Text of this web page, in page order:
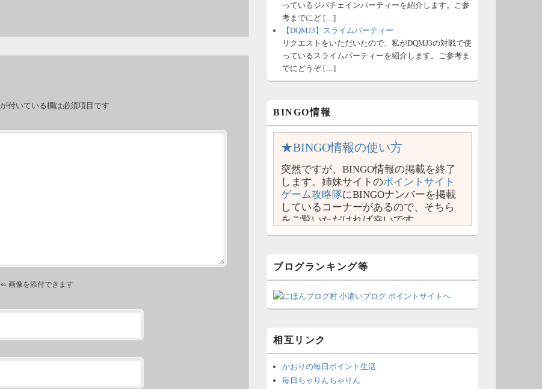
が付いている欄は必須項目です
⇐ 画像を添付できます
っているジバチェインパーティーを紹介します。ご参
考までにど […]
【DQMJ3】スライムパーティー
リクエストをいただいたので、私がDQMJ3の対戦で使
っているスライムパーティーを紹介します。ご参考ま
でにどうぞ […]
BINGO情報
★BINGO情報の使い方
突然ですが、BINGO情報の掲載を終了
します。姉妹サイトのポイントサイト
ゲーム攻略隊にBINGOナンバーを掲載
しているコーナーがあるので、そちら
をご覧いただければ幸いです。
ブログランキング等
相互リンク
かおりの毎日ポイント生活
毎日ちゃりんちゃりん